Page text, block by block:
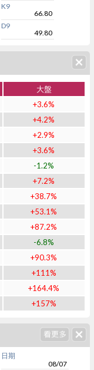
K9
66.80
D9
49.80
大盤
+3.6%
+4.2%
+2.9%
+3.6%
-1.2%
+7.2%
+38.7%
+53.1%
+87.2%
-6.8%
+90.3%
+111%
+164.4%
+157%
日期
08/07